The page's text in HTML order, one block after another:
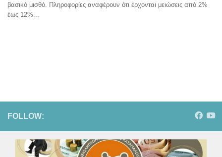
βασικό μισθό. Πληροφορίες αναφέρουν ότι έρχονται μειώσεις από 2%
έως 12%...
FOLLOW: